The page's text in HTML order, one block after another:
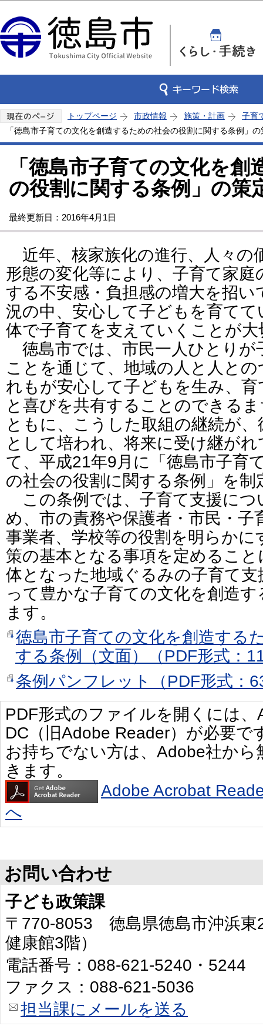
トップページ 市政情報 施策・計画
子育
「徳島市子育ての文化を創造するための社会の役割に関する条例」
「徳島市子育ての文化を
の役割に関する条例」の策
最終更新日：2016年4月1日
近年、核家族化の進行、人々の
形態の変化等により、子育て家
する不安感・負担感の増大を招
況の中、安心して子どもを育て
体で子育てを支えていくことが大
徳島市では、市民一人ひとりが
ことを通じて、地域の人と人と
れもが安心して子どもを生み、
と喜びを共有することのできる
ともに、こうした取組の継続が
として培われ、将来に受け継が
て、平成21年9月に「徳島市子育
の社会の役割に関する条例」を制
この条例では、子育て支援につ
め、市の責務や保護者・市民・子
事業者、学校等の役割を明らか
策の基本となる事項を定めるこ
体となった地域ぐるみの子育て
って豊かな子育ての文化を創造
ます。
徳島市子育ての文化を創造する
する条例（文面）（PDF形式：
条例パンフレット（PDF形式：
PDF形式のファイルを開くには
DC（旧Adobe Reader）が必要で
お持ちでない方は、Adobe社か
きます。
Adobe Acrobat
へ
お問い合わせ
子ども政策課
〒770-8053 徳島県徳島市沖浜東
健康館3階）
電話番号：088-621-5240・5244
ファクス：088-621-5036
担当課にメールを送る